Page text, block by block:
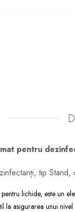
pentru
tip
lichide, este un
la asigurarea unui